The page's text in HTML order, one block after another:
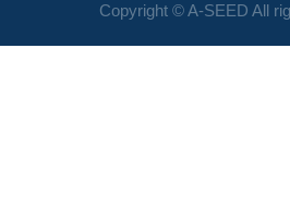
Copyright © A-SEED All